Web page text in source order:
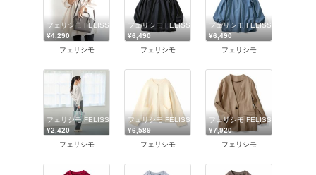
フェリシモ FELISSIMO
¥4,290
フェリシモ
フェリシモ FELISSIMO
¥6,490
フェリシモ
フェリシモ FELISSIMO
¥6,490
フェリシモ
フェリシモ FELISSIMO
¥2,420
フェリシモ
フェリシモ FELISSIMO
¥6,589
フェリシモ
フェリシモ FELISSIMO
¥7,920
フェリシモ